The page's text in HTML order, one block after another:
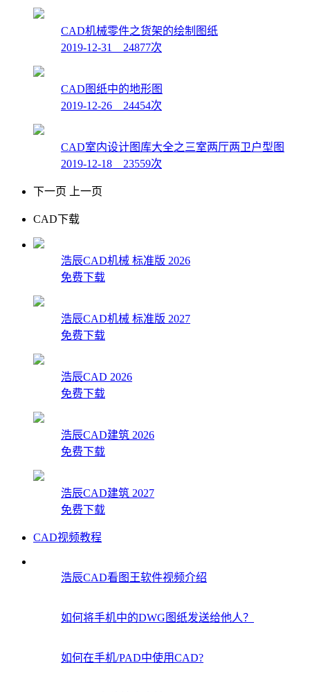
CAD机械零件之货架的绘制图纸
2019-12-31 24877次
CAD图纸中的地形图
2019-12-26 24454次
CAD室内设计图库大全之三室两厅两卫户型图
2019-12-18 23559次
下一页 上一页
CAD下载
浩辰CAD机械 标准版 2026
免费下载
浩辰CAD机械 标准版 2027
免费下载
浩辰CAD 2026
免费下载
浩辰CAD建筑 2026
免费下载
浩辰CAD建筑 2027
免费下载
CAD视频教程
浩辰CAD看图王软件视频介绍
如何将手机中的DWG图纸发送给他人？
如何在手机/PAD中使用CAD?